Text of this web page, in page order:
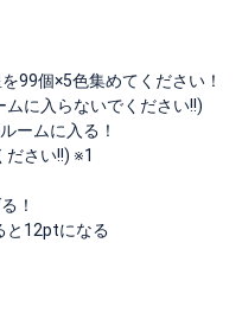
99個×5色集めてください！
に入らないでください!!)
ームに入る！
さい!!) ※1
！
と12ptになる